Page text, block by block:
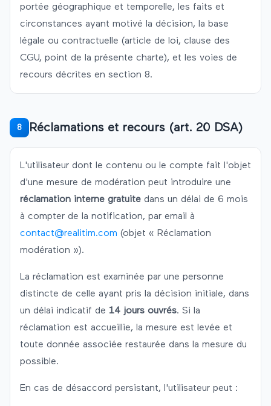
portée géographique et temporelle, les faits et
circonstances ayant motivé la décision, la base
légale ou contractuelle (article de loi, clause des
CGU, point de la présente charte), et les voies de
recours décrites en section 8.
8 Réclamations et recours (art. 20 DSA)
L'utilisateur dont le contenu ou le compte fait l'objet
d'une mesure de modération peut introduire une
réclamation interne gratuite dans un délai de 6 mois
à compter de la notification, par email à
contact@realitim.com (objet « Réclamation
modération »).
La réclamation est examinée par une personne
distincte de celle ayant pris la décision initiale, dans
un délai indicatif de 14 jours ouvrés. Si la
réclamation est accueillie, la mesure est levée et
toute donnée associée restaurée dans la mesure du
possible.
En cas de désaccord persistant, l'utilisateur peut :